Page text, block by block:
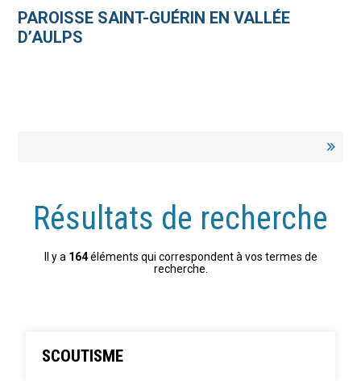
contenu.
personnelsPAROISSE SAINT-GUÉRIN EN VALLÉE
D’AULPS
Résultats de recherche
Il y a 164éléments qui correspondent à vos termes de
recherche.
SCOUTISME